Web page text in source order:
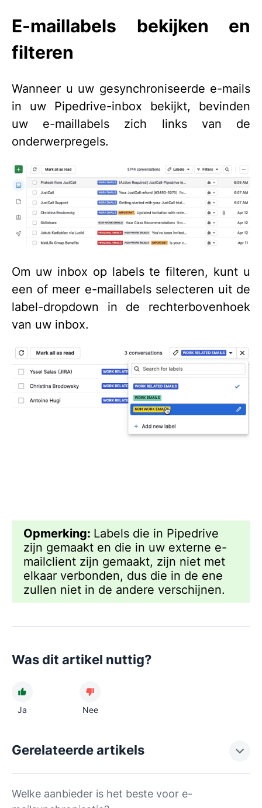
E-maillabels bekijken en
filteren
Wanneer u uw gesynchroniseerde e-mails
in uw Pipedrive-inbox bekijkt, bevinden
uw e-maillabels zich links van de
onderwerpregels.
Om uw inbox op labels te filteren, kunt u
een of meer e-maillabels selecteren uit de
label-dropdown in de rechterbovenhoek
van uw inbox.
Opmerking: Labels die in Pipedrive
zijn gemaakt en die in uw externe e-
mailclient zijn gemaakt, zijn niet met
elkaar verbonden, dus die in de ene
zullen niet in de andere verschijnen.
Was dit artikel nuttig?
Ja Nee
Gerelateerde artikels
Welke aanbieder is het beste voor e-